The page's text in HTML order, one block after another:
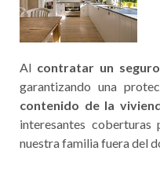
Al contratar un seguro
garantizando una
contenido de la
interesantes
nuestra familia fuera del